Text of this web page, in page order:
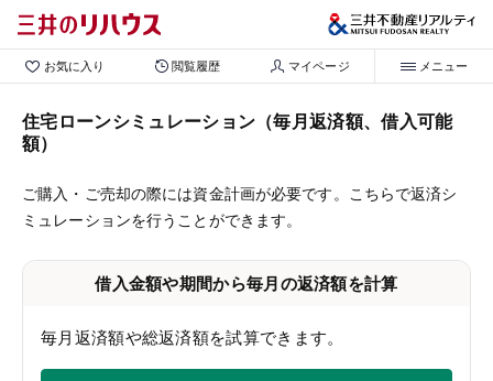
お気に入り 閲覧履歴 マイページ メニュー
住宅ローンシミュレーション（毎月返済額、借入可能
額）
ご購入・ご売却の際には資金計画が必要です。こちらで返済シ
ミュレーションを行うことができます。
借入金額や期間から毎月の返済額を計算
毎月返済額や総返済額を試算できます。